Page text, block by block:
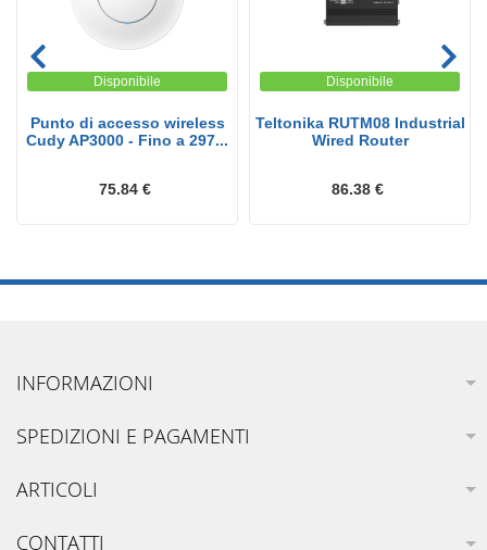
Disponibile
Punto di accesso wireless
Cudy AP3000 - Fino a 297...
75.84 €
Disponibile
Teltonika RUTM08 Industrial
Wired Router
86.38 €
INFORMAZIONI
SPEDIZIONI E PAGAMENTI
ARTICOLI
CONTATTI